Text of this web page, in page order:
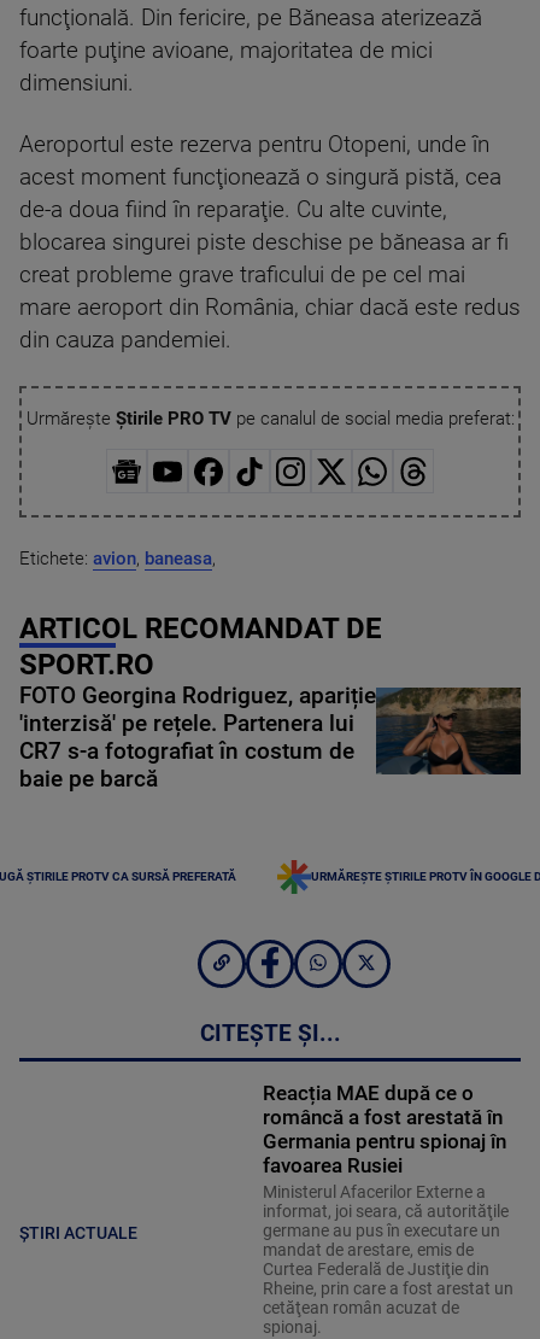
funcţională. Din fericire, pe Băneasa aterizează
foarte puţine avioane, majoritatea de mici
dimensiuni.
Aeroportul este rezerva pentru Otopeni, unde în
acest moment funcţionează o singură pistă, cea
de-a doua fiind în reparaţie. Cu alte cuvinte,
blocarea singurei piste deschise pe băneasa ar fi
creat probleme grave traficului de pe cel mai
mare aeroport din România, chiar dacă este redus
din cauza pandemiei.
Urmărește Știrile PRO TVpe canalul de social media preferat:
Etichete: avion, baneasa,
ARTICOL RECOMANDAT DE
SPORT.RO
FOTO Georgina Rodriguez, apariție
'interzisă' pe rețele. Partenera lui
CR7 s-a fotografiat în costum de
baie pe barcă
ȘTIRILE PROTV CA SURSĂ PREFERATĂ URMĂREȘTE ȘTIRILE PROTV ÎN GOOGLE
CITEȘTE ȘI...
ȘTIRI ACTUALE
Reacția MAE după ce o
româncă a fost arestată în
Germania pentru spionaj în
favoarea Rusiei
Ministerul Afacerilor Externe a
informat, joi seara, că autorităţile
germane au pus în executare un
mandat de arestare, emis de
Curtea Federală de Justiţie din
Rheine, prin care a fost arestat un
cetăţean român acuzat de
spionaj.